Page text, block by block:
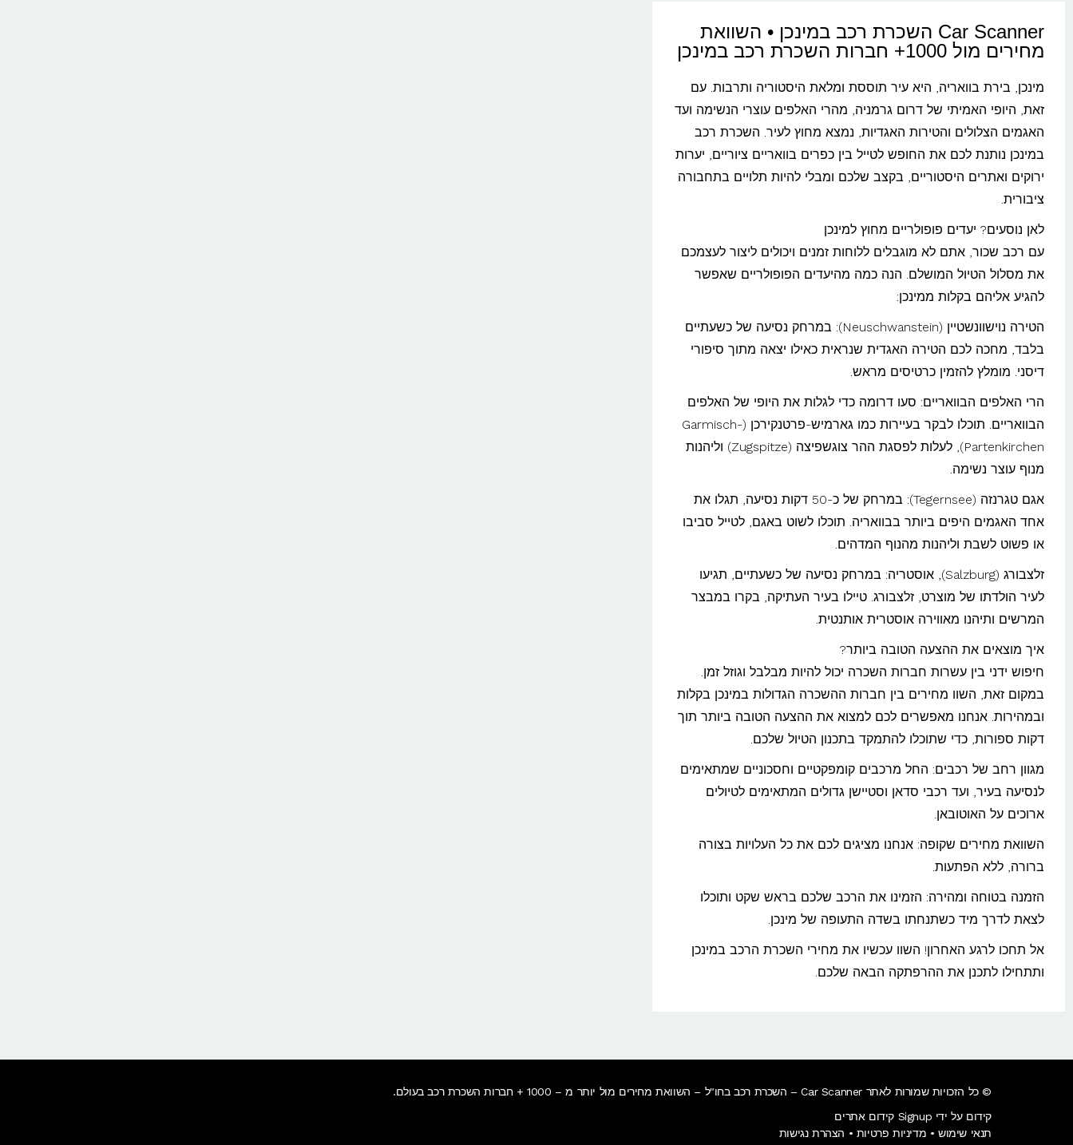
Car Scanner השכרת רכב במינכן • השוואת
מחירים מול 1000+ חברות השכרת רכב במינכן
מינכן, בירת בוואריה, היא עיר תוססת ומלאת היסטוריה ותרבות. עם
זאת, היופי האמיתי של דרום גרמניה, מהרי האלפים עוצרי הנשימה ועד
האגמים הצלולים והטירות האגדיות, נמצא מחוץ לעיר. השכרת רכב
במינכן נותנת לכם את החופש לטייל בין כפרים בוואריים ציוריים, יערות
ירוקים ואתרים היסטוריים, בקצב שלכם ומבלי להיות תלויים בתחבורה
ציבורית.
לאן נוסעים? יעדים פופולריים מחוץ למינכן
עם רכב שכור, אתם לא מוגבלים ללוחות זמנים ויכולים ליצור לעצמכם
את מסלול הטיול המושלם. הנה כמה מהיעדים הפופולריים שאפשר
להגיע אליהם בקלות ממינכן:
הטירה נוישוונשטיין (Neuschwanstein): במרחק נסיעה של כשעתיים
בלבד, מחכה לכם הטירה האגדית שנראית כאילו יצאה מתוך סיפורי
דיסני. מומלץ להזמין כרטיסים מראש.
הרי האלפים הבוואריים: סעו דרומה כדי לגלות את היופי של האלפים
הבוואריים. תוכלו לבקר בעיירות כמו גארמיש-פרטנקירכן (Garmisch-
Partenkirchen), לעלות לפסגת ההר צוגשפיצה (Zugspitze) וליהנות
מנוף עוצר נשימה.
אגם טגרנזה (Tegernsee): במרחק של כ-50 דקות נסיעה, תגלו את
אחד האגמים היפים ביותר בבוואריה. תוכלו לשוט באגם, לטייל סביבו
או פשוט לשבת וליהנות מהנוף המדהים.
זלצבורג (Salzburg), אוסטריה: במרחק נסיעה של כשעתיים, תגיעו
לעיר הולדתו של מוצרט, זלצבורג. טיילו בעיר העתיקה, בקרו במבצר
המרשים ותיהנו מאווירה אוסטרית אותנטית.
איך מוצאים את ההצעה הטובה ביותר?
חיפוש ידני בין עשרות חברות השכרה יכול להיות מבלבל וגוזל זמן.
במקום זאת, השוו מחירים בין חברות ההשכרה הגדולות במינכן בקלות
ובמהירות. אנחנו מאפשרים לכם למצוא את ההצעה הטובה ביותר תוך
דקות ספורות, כדי שתוכלו להתמקד בתכנון הטיול שלכם.
מגוון רחב של רכבים: החל מרכבים קומפקטיים וחסכוניים שמתאימים
לנסיעה בעיר, ועד רכבי סדאן וסטיישן גדולים המתאימים לטיולים
ארוכים על האוטובאן.
השוואת מחירים שקופה: אנחנו מציגים לכם את כל העלויות בצורה
ברורה, ללא הפתעות.
הזמנה בטוחה ומהירה: הזמינו את הרכב שלכם בראש שקט ותוכלו
לצאת לדרך מיד כשתנחתו בשדה התעופה של מינכן.
אל תחכו לרגע האחרון! השוו עכשיו את מחירי השכרת הרכב במינכן
ותתחילו לתכנן את ההרפתקה הבאה שלכם.
© כל הזכויות שמורות לאתר Car Scanner – השכרת רכב בחו"ל – השוואת מחירים מול יותר מ – 1000 + חברות השכרת רכב בעולם.
קידום על ידי Signup קידום אתרים
תנאי שימוש • מדיניות פרטיות • הצהרת נגישות